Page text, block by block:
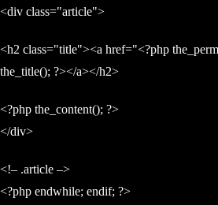
<div class="article">
<h2 class="title"><a href="<?php
the_title(); ?></a></h2>
<?php the_content(); ?>
</div>
<!– .article –>
<?php endwhile; endif; ?>